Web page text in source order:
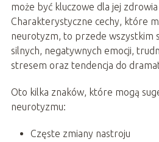
może być kluczowe dla jej
Charakterystyczne cechy, które
neurotyzm, to przede wszystkim
silnych, negatywnych emocji,
stresem oraz tendencja do
Oto kilka znaków, które mogą
neurotyzmu:
Częste zmiany nastroju